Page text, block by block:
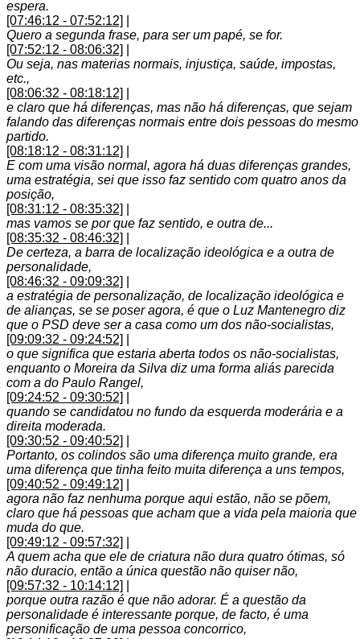
espera.
[07:46:12 - 07:52:12]
Quero a segunda frase, para ser um papé, se for.
[07:52:12 - 08:06:32]
Ou seja, nas materias normais, injustiça, saúde, impostas,
etc.,
[08:06:32 - 08:18:12]
e claro que há diferenças, mas não há diferenças, que sejam
falando das diferenças normais entre dois pessoas do mesmo
partido.
[08:18:12 - 08:31:12]
E com uma visão normal, agora há duas diferenças grandes,
uma estratégia, sei que isso faz sentido com quatro anos da
posição,
[08:31:12 - 08:35:32]
mas vamos se por que faz sentido, e outra de...
[08:35:32 - 08:46:32]
De certeza, a barra de localização ideológica e a outra de
personalidade,
[08:46:32 - 09:09:32]
a estratégia de personalização, de localização ideológica e
de alianças, se se poser agora, é que o Luz Mantenegro diz
que o PSD deve ser a casa como um dos não-socialistas,
[09:09:32 - 09:24:52]
o que significa que estaria aberta todos os não-socialistas,
enquanto o Moreira da Silva diz uma forma aliás parecida
com a do Paulo Rangel,
[09:24:52 - 09:30:52]
quando se candidatou no fundo da esquerda moderária e a
direita moderada.
[09:30:52 - 09:40:52]
Portanto, os colindos são uma diferença muito grande, era
uma diferença que tinha feito muita diferença a uns tempos,
[09:40:52 - 09:49:12]
agora não faz nenhuma porque aqui estão, não se põem,
claro que há pessoas que acham que a vida pela maioria que
muda do que.
[09:49:12 - 09:57:32]
A quem acha que ele de criatura não dura quatro ótimas, só
não duracio, então a única questão não quiser não,
[09:57:32 - 10:14:12]
porque outra razão é que não adorar. É a questão da
personalidade é interessante porque, de facto, é uma
personificação de uma pessoa concorrico,